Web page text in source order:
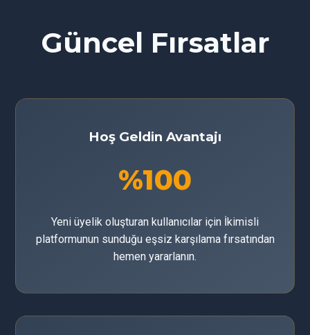
Güncel Fırsatlar
Hoş Geldin Avantajı
%100
Yeni üyelik oluşturan kullanıcılar için İkimisli
platformunun sunduğu eşsiz karşılama fırsatından
hemen yararlanın.